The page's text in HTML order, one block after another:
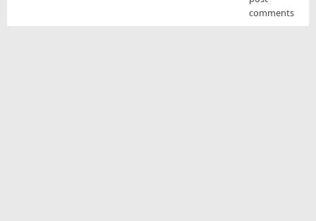
comments